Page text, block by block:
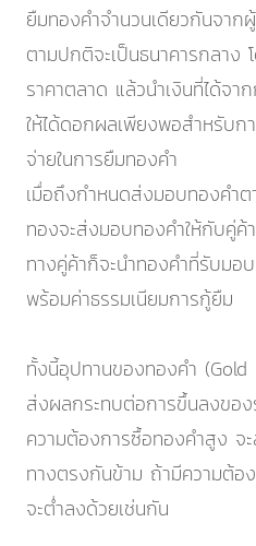
ยืมทองคำจำนวนเดียวกันจา
ตามปกติจะเป็นธนาคารกลาง
ราคาตลาด แล้วนำเงินที่ได้จา
ให้ได้ดอกผลเพียงพอสำหรับก
จ่ายในการยืมทองคำ
เมื่อถึงกำหนดส่งมอบทองค
ทองจะส่งมอบทองคำให้กับคู่ค้
ทางคู่ค้าก็จะนำทองคำที่รับมอ
พร้อมค่าธรรมเนียมการกู้ยืม
ทั้งนี้อุปทานของทองคำ
ส่งผลกระทบต่อการขึ้นลงขอ
ความต้องการซื้อทองคำสูง จ
ทางตรงกันข้าม ถ้ามีความต้อ
จะต่ำลงด้วยเช่นกัน